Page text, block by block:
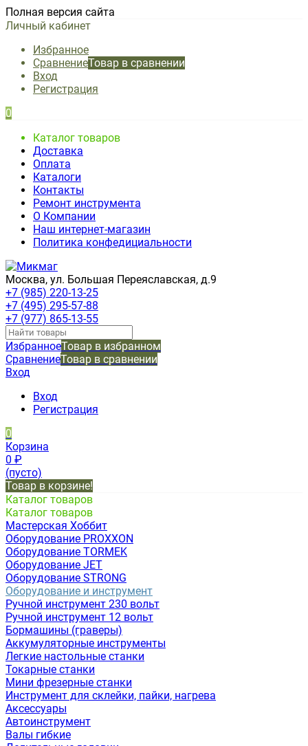
Полная версия сайта
Личный кабинет
Избранное
СравнениеТовар в сравнении
Вход
Регистрация
0
Каталог товаров
Доставка
Оплата
Каталоги
Контакты
Ремонт инструмента
О Компании
Наш интернет-магазин
Политика конфедициальности
Москва, ул. Большая Переяславская, д.9
+7 (985) 220-13-25
+7 (495) 295-57-88
+7 (977) 865-13-55
ИзбранноеТовар в избранном
СравнениеТовар в сравнении
Вход
Вход
Регистрация
0
Корзина
0 ₽
(пусто)
Товар в корзине!
Каталог товаров
Каталог товаров
Мастерская Хоббит
Оборудование PROXXON
Оборудование TORMEK
Оборудование JET
Оборудование STRONG
Оборудование и инструмент
Ручной инструмент 230 вольт
Ручной инструмент 12 вольт
Бормашины (граверы)
Аккумуляторные инструменты
Легкие настольные станки
Токарные станки
Мини фрезерные станки
Инструмент для склейки, пайки, нагрева
Аксессуары
Автоинструмент
Валы гибкие